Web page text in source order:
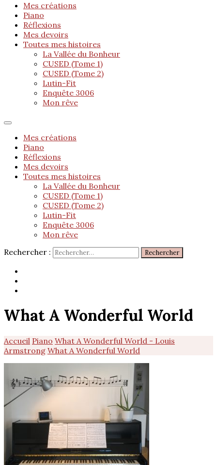
Mes créations
Piano
Réflexions
Mes devoirs
Toutes mes histoires
La Vallée du Bonheur
CUSED (Tome 1)
CUSED (Tome 2)
Lutin-Fit
Enquête 3006
Mon rêve
Mes créations
Piano
Réflexions
Mes devoirs
Toutes mes histoires
La Vallée du Bonheur
CUSED (Tome 1)
CUSED (Tome 2)
Lutin-Fit
Enquête 3006
Mon rêve
Rechercher :
What A Wonderful World
Accueil Piano What A Wonderful World - Louis
Armstrong What A Wonderful World